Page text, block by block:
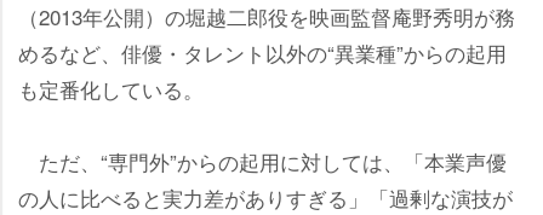
（2013年公開）の堀越二郎役を映画監督庵野秀明が務
めるなど、俳優・タレント以外の“異業種”からの起用
も定番化している。
ただ、“専門外”からの起用に対しては、「本業声優
の人に比べると実力差がありすぎる」「過剰な演技が